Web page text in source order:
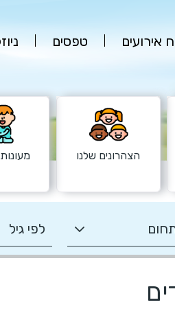
אירועים טפסים
הצהרונים שלנו